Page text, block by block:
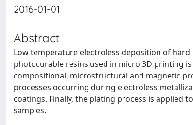
2016-01-01
Abstract
Low temperature electroless deposition of
photocurable resins used in micro 3D printing
compositional, microstructural and magnetic
processes occurring during electroless
coatings. Finally, the plating process is
samples.